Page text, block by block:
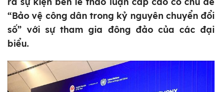
“Bảo vệ công dân trong kỷ nguyên chuyển đổi
số” với sự tham gia đông đảo của các đại
biểu.